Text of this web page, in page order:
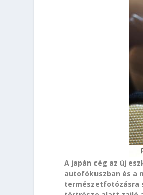
A japán cég az új
autofókuszban és a
természetfotózásra